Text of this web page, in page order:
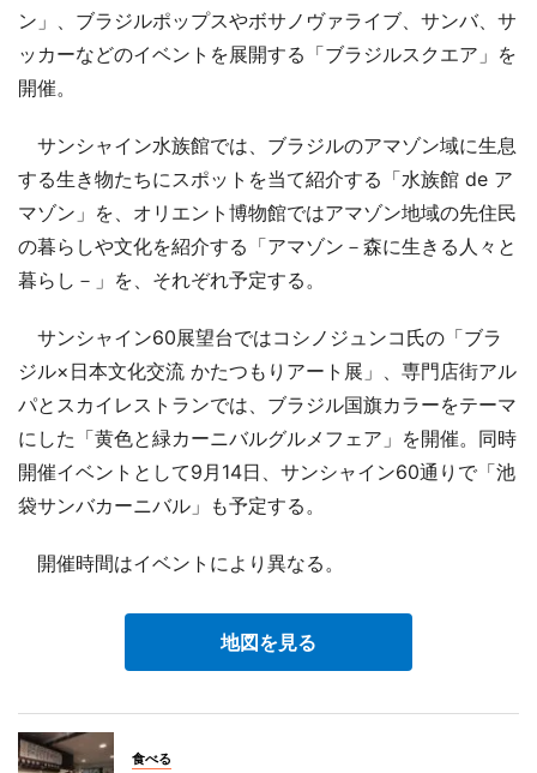
ン」、ブラジルポップスやボサノヴァライブ、サンバ、サ
ッカーなどのイベントを展開する「ブラジルスクエア」を
開催。
サンシャイン水族館では、ブラジルのアマゾン域に生息
する生き物たちにスポットを当て紹介する「水族館 de ア
マゾン」を、オリエント博物館ではアマゾン地域の先住民
の暮らしや文化を紹介する「アマゾン－森に生きる人々と
暮らし－」を、それぞれ予定する。
サンシャイン60展望台ではコシノジュンコ氏の「ブラ
ジル×日本文化交流 かたつもりアート展」、専門店街アル
パとスカイレストランでは、ブラジル国旗カラーをテーマ
にした「黄色と緑カーニバルグルメフェア」を開催。同時
開催イベントとして9月14日、サンシャイン60通りで「池
袋サンバカーニバル」も予定する。
開催時間はイベントにより異なる。
地図を見る
食べる